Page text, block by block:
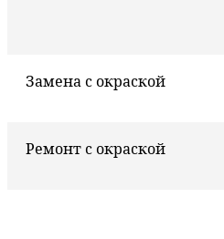
Замена с окраской
Ремонт с окраской